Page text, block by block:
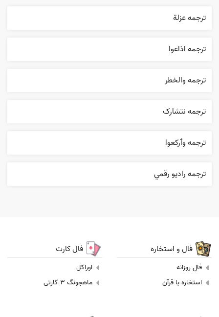
ترجمه عزلة
ترجمه اذاعوا
ترجمه والخطر
ترجمه نتشارک
ترجمه وٱرکعوا
ترجمه راديو رقمي
فال و استخاره
فال روزانه
استخاره با قرآن
فال کارت
اوراکل
ماهجونگ 3 کارتی